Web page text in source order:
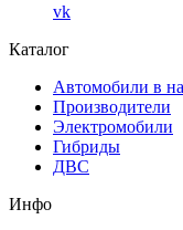
vk
Каталог
Автомобили в
Производители
Электромобили
Гибриды
ДВС
Инфо